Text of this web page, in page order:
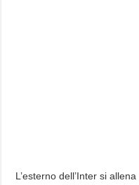
L’esterno dell’Inter si